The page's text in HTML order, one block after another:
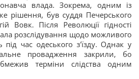
влада. Зокрема, одним із
рішення, був суддя Печерського
Вовк. Після Революції гідності
розслідування щодо можливого
під час одеського з'їзду. Однак у
провадження закрили, бо
терміни слідства одним